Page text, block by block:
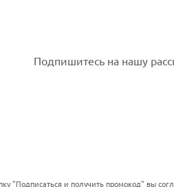
Подпишитесь на нашу
"Подписаться и получить промокод" вы